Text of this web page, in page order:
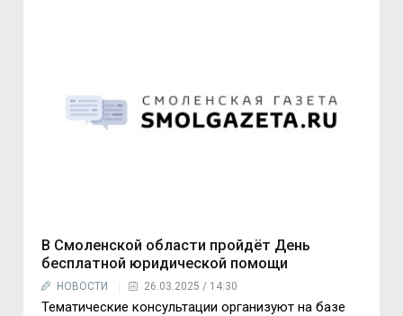
В Смоленской области пройдёт День
бесплатной юридической помощи
НОВОСТИ 26.03.2025 / 14:30
Тематические консультации организуют на базе